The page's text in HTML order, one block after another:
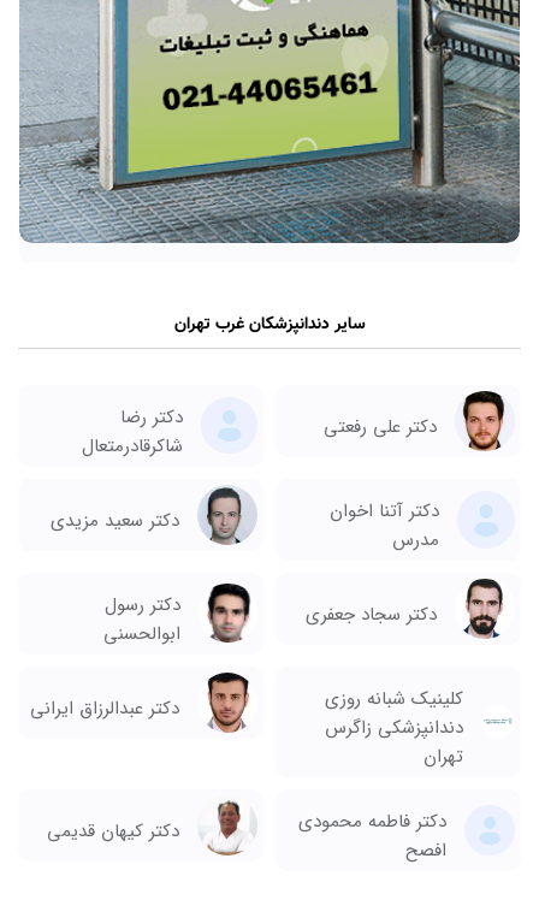
سایر دندانپزشکان غرب تهران
دکتر علی رفعتی
دکتر رضا
شاکرقادرمتعال
دکتر آتنا اخوان
مدرس
دکتر سعید مزیدی
دکتر سجاد جعفری
دکتر رسول
ابوالحسنی
کلینیک شبانه روزی
دندانپزشکی زاگرس
تهران
دکتر عبدالرزاق ایرانی
دکتر فاطمه محمودی
افصح
دکتر کیهان قدیمی